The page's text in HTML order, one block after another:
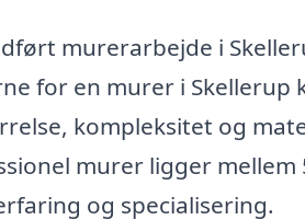
murerarbejde i
for en murer i
kompleksitet og
murer ligger mellem
og specialisering.